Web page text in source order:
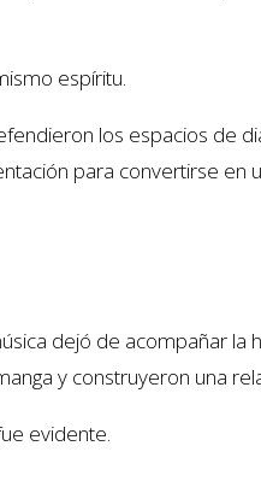
espíritu.
los espacios de
para convertirse en
dejó de acompañar
y construyeron una
evidente.